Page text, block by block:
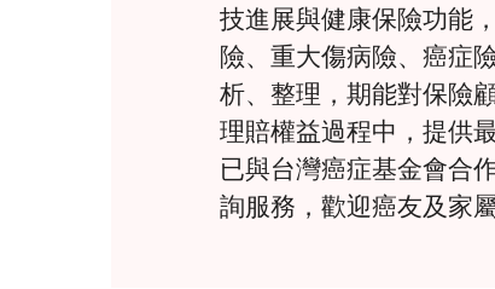
技進展與健康保險功能
險、重大傷病險、癌症
析、整理，期能對保險
理賠權益過程中，提供
已與台灣癌症基金會合
詢服務，歡迎癌友及家